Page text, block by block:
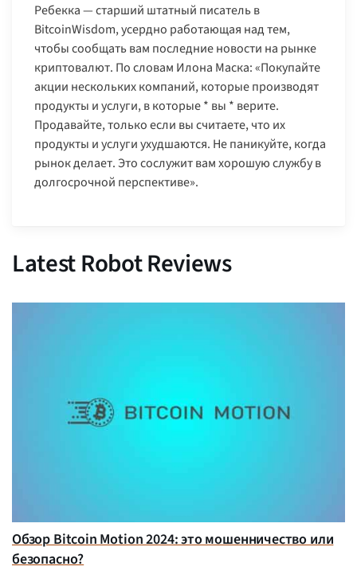
Ребекка — старший штатный писатель в
BitcoinWisdom, усердно работающая над тем,
чтобы сообщать вам последние новости на рынке
криптовалют. По словам Илона Маска: «Покупайте
акции нескольких компаний, которые производят
продукты и услуги, в которые * вы * верите.
Продавайте, только если вы считаете, что их
продукты и услуги ухудшаются. Не паникуйте, когда
рынок делает. Это сослужит вам хорошую службу в
долгосрочной перспективе».
Latest Robot Reviews
Обзор Bitcoin Motion 2024: это мошенничество или
безопасно?